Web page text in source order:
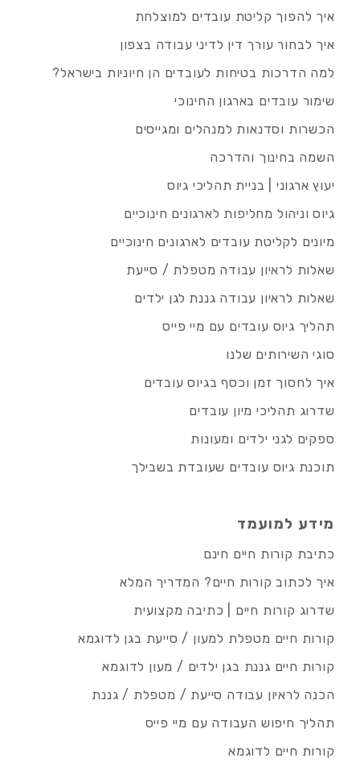
איך להפוך קליטת עובדים למוצלחת
איך לבחור עורך דין לדיני עבודה בצפון
למה הדרכות בטיחות לעובדים הן חיוניות בישראל?
שימור עובדים בארגון החינוכי
הכשרות וסדנאות למנהלים ומגייסים
השמה בחינוך והדרכה
יעוץ ארגוני | בניית תהליכי גיוס
גיוס וניהול מחליפות לארגונים חינוכיים
מיונים לקליטת עובדים לארגונים חינוכיים
שאלות לראיון עבודה מטפלת / סייעת
שאלות לראיון עבודה גננת לגן ילדים
תהליך גיוס עובדים עם מיי פייס
סוגי השירותים שלנו
איך לחסוך זמן וכסף בגיוס עובדים
שדרוג תהליכי מיון עובדים
ספקים לגני ילדים ומעונות
תוכנת גיוס עובדים שעובדת בשבילך
מידע למועמד
כתיבת קורות חיים חינם
איך לכתוב קורות חיים? המדריך המלא
שדרוג קורות חיים | כתיבה מקצועית
קורות חיים מטפלת למעון / סייעת בגן לדוגמא
קורות חיים גננת בגן ילדים / מעון לדוגמא
הכנה לראיון עבודה סייעת / מטפלת / גננת
תהליך חיפוש העבודה עם מיי פייס
קורות חיים לדוגמא